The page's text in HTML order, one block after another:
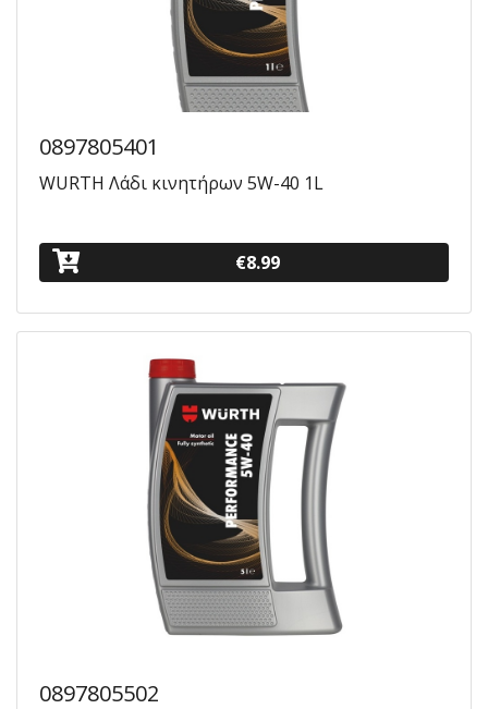
0897805401
WURTH Λάδι κινητήρων 5W-40 1L
€8.99
0897805502